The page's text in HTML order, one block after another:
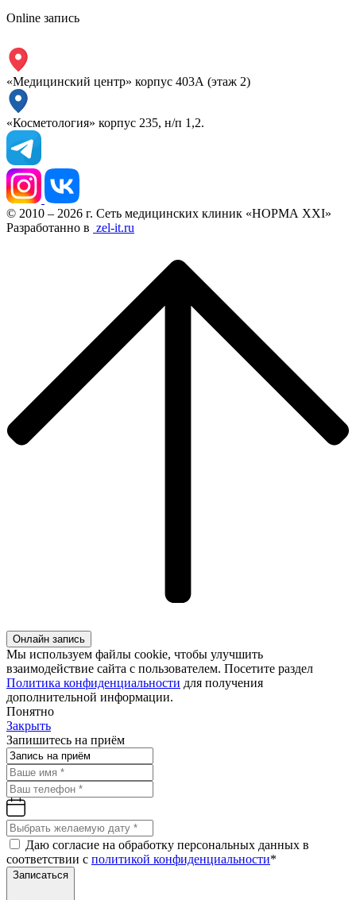
Online запись
«Медицинский центр» корпус 403А (этаж 2)
«Косметология» корпус 235, н/п 1,2.
© 2010 – 2026 г. Сеть медицинских клиник «НОРМА XXI»
Разработанно в zel-it.ru
Онлайн запись
Мы используем файлы cookie, чтобы улучшить
взаимодействие сайта с пользователем. Посетите раздел
Политика конфиденциальности для получения
дополнительной информации.
Понятно
Закрыть
Запишитесь на приём
Даю согласие на обработку персональных данных в
соответствии с политикой конфиденциальности*
Записаться